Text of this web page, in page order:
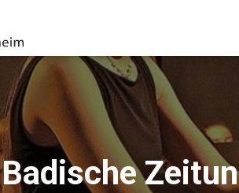
Badische